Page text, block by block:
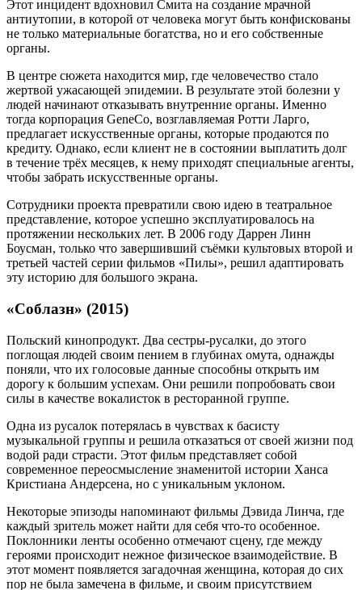
Этот инцидент вдохновил Смита на создание мрачной
антиутопии, в которой от человека могут быть конфискованы
не только материальные богатства, но и его собственные
органы.
В центре сюжета находится мир, где человечество стало
жертвой ужасающей эпидемии. В результате этой болезни у
людей начинают отказывать внутренние органы. Именно
тогда корпорация GeneCo, возглавляемая Ротти Ларго,
предлагает искусственные органы, которые продаются по
кредиту. Однако, если клиент не в состоянии выплатить долг
в течение трёх месяцев, к нему приходят специальные агенты,
чтобы забрать искусственные органы.
Сотрудники проекта превратили свою идею в театральное
представление, которое успешно эксплуатировалось на
протяжении нескольких лет. В 2006 году Даррен Линн
Боусман, только что завершивший съёмки культовых второй и
третьей частей серии фильмов «Пилы», решил адаптировать
эту историю для большого экрана.
«Соблазн» (2015)
Польский кинопродукт. Два сестры-русалки, до этого
поглощая людей своим пением в глубинах омута, однажды
поняли, что их голосовые данные способны открыть им
дорогу к большим успехам. Они решили попробовать свои
силы в качестве вокалисток в ресторанной группе.
Одна из русалок потерялась в чувствах к басисту
музыкальной группы и решила отказаться от своей жизни под
водой ради страсти. Этот фильм представляет собой
современное переосмысление знаменитой истории Ханса
Кристиана Андерсена, но с уникальным уклоном.
Некоторые эпизоды напоминают фильмы Дэвида Линча, где
каждый зритель может найти для себя что-то особенное.
Поклонники ленты особенно отмечают сцену, где между
героями происходит нежное физическое взаимодействие. В
этот момент появляется загадочная женщина, которая до сих
пор не была замечена в фильме, и своим присутствием